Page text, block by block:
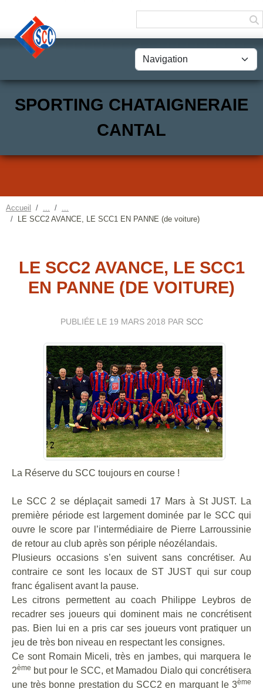
SPORTING CHATAIGNERAIE
CANTAL
Accueil
LE SCC2 AVANCE, LE SCC1 EN PANNE (de voiture)
LE SCC2 AVANCE, LE SCC1
EN PANNE (DE VOITURE)
PUBLIÉE LE 19 MARS 2018 PAR SCC
La Réserve du SCC toujours en course !
Le SCC 2 se déplaçait samedi 17 Mars à St JUST. La
première période est largement dominée par le SCC qui
ouvre le score par l’intermédiaire de Pierre Larroussinie
de retour au club après son périple néozélandais.
Plusieurs occasions s’en suivent sans concrétiser. Au
contraire ce sont les locaux de ST JUST qui sur coup
franc égalisent avant la pause.
Les citrons permettent au coach Philippe Leybros de
recadrer ses joueurs qui dominent mais ne concrétisent
pas. Bien lui en a pris car ses joueurs vont pratiquer un
jeu de très bon niveau en respectant les consignes.
Ce sont Romain Miceli, très en jambes, qui marquera le
2ème but pour le SCC, et Mamadou Dialo qui concrétisera
une très bonne prestation du SCC2 en marquant le 3ème